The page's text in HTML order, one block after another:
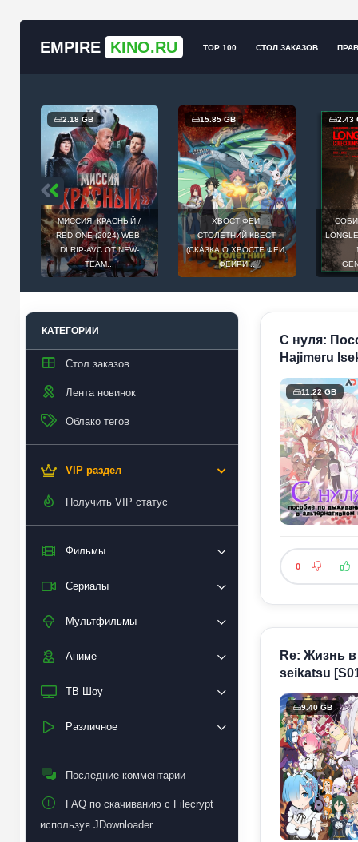
EMPIRE KINO.RU TOP 100 СТОЛ ЗАКАЗОВ
2.18 GB
МИССИЯ: КРАСНЫЙ /
RED ONE (2024) WEB-
DLRIP-AVC ОТ NEW-
TEAM...
15.85 GB
ХВОСТ ФЕИ:
СТОЛЕТНИЙ КВЕСТ
(СКАЗКА О ХВОСТЕ ФЕИ,
ФЕЙРИ...
2.43
КАТЕГОРИИ
Стол заказов
Лента новинок
Облако тегов
VIP раздел
Получить VIP статус
Фильмы
Сериалы
Мультфильмы
Аниме
ТВ Шоу
Различное
Последние комментарии
FAQ по скачиванию с Filecrypt
используя JDownloader
С нуля:
Hajimeru
11.22 GB
0
Re: Жизнь
seikatsu
9.40 GB